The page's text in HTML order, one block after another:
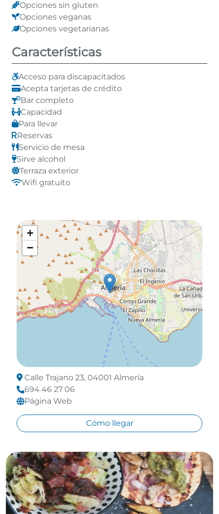
Opciones sin gluten
Opciones veganas
Opciones vegetarianas
Características
Acceso para discapacitados
Acepta tarjetas de crédito
Bar completo
Capacidad
Para llevar
Reservas
Servicio de mesa
Sirve alcohol
Terraza exterior
Wifi gratuito
+
−
Leaflet ©OpenStreetMapcontributors
Calle Trajano 23, 04001 Almería
694 46 27 06
Página Web
Cómo llegar